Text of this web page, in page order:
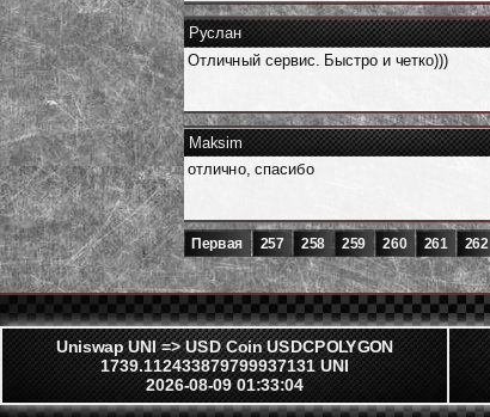
Руслан
Отличный сервис. Быстро и четко)))
Maksim
отлично, спасибо
Первая 257 258 259 260 261 262
Uniswap UNI => USD Coin USDCPOLYGON
1739.112433879799937131 UNI
2026-08-09 01:33:04